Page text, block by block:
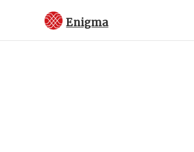
Enigma